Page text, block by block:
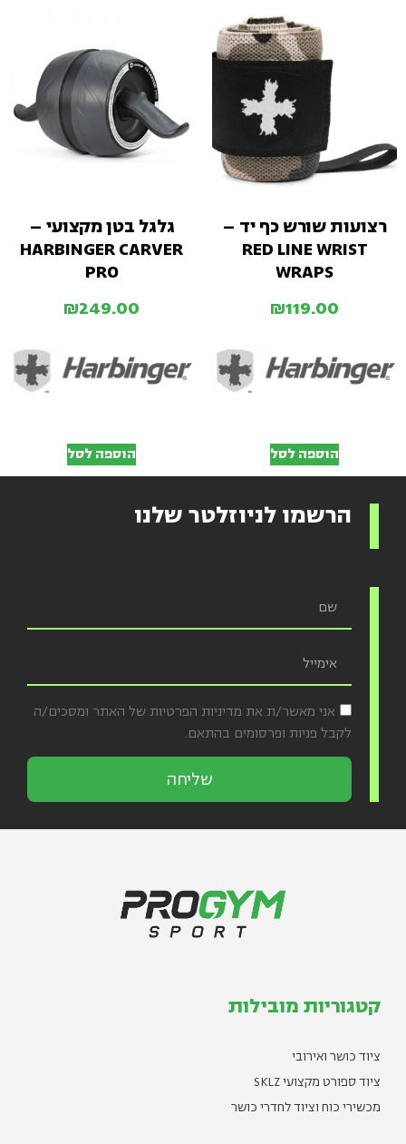
רצועות שורש כף יד –
RED LINE WRIST
WRAPS
₪119.00
הוספה לסל
גלגל בטן מקצועי –
HARBINGER CARVER
PRO
₪249.00
הוספה לסל
הרשמו לניוזלטר שלנו
אני מאשר/ת את מדיניות הפרטיות של האתר ומסכים/ה
לקבל פניות ופרסומים בהתאם.
שליחה
קטגוריות מובילות
ציוד כושר ואירובי
ציוד ספורט מקצועי SKLZ
מכשירי כוח וציוד לחדרי כושר